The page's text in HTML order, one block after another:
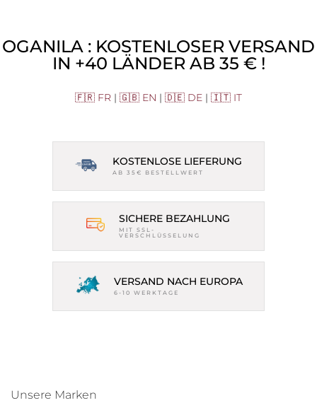
OGANILA : KOSTENLOSER VERSAND
IN +40 LÄNDER AB 35 € !
🇫🇷 FR | 🇬🇧 EN | 🇩🇪 DE | 🇮🇹 IT
KOSTENLOSE LIEFERUNG
AB 35€ BESTELLWERT
SICHERE BEZAHLUNG
MIT SSL-
VERSCHLÜSSELUNG
VERSAND NACH EUROPA
6-10 WERKTAGE
Unsere Marken